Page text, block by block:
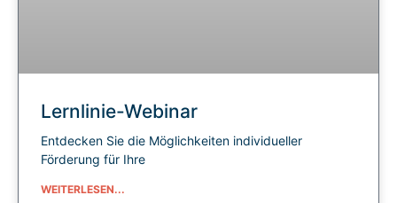
Lernlinie-Webinar
Entdecken Sie die Möglichkeiten individueller
Förderung für Ihre
WEITERLESEN...